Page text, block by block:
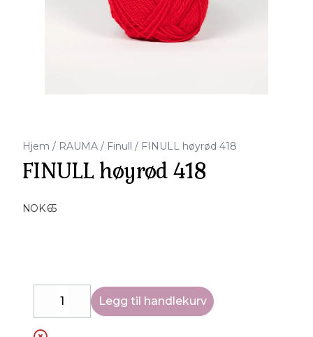
Hjem / RAUMA / Finull / FINULL høyrød 418
FINULL høyrød 418
NOK 65
DecreaseIncrease
Legg til handlekurv